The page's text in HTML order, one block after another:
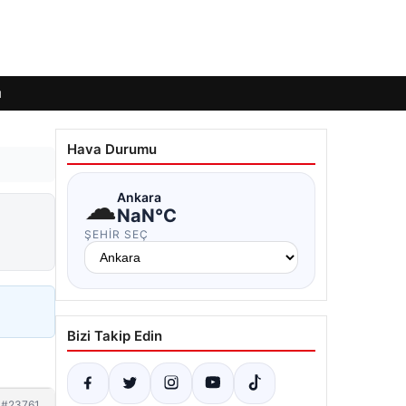
Hava Durumu
☁Ankara
NaN°C
ŞEHIR SEÇ
Bizi Takip Edin